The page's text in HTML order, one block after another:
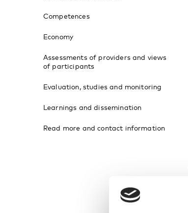
Competences
Economy
Assessments of providers and views
of participants
Evaluation, studies and monitoring
Learnings and dissemination
Read more and contact information